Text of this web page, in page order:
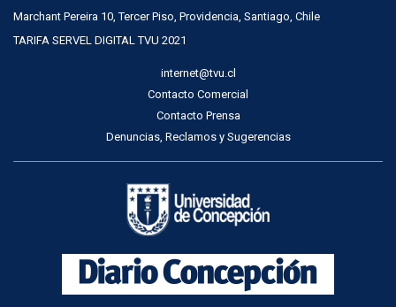
Marchant Pereira 10, Tercer Piso, Providencia, Santiago, Chile
TARIFA SERVEL DIGITAL TVU 2021
internet@tvu.cl
Contacto Comercial
Contacto Prensa
Denuncias, Reclamos y Sugerencias